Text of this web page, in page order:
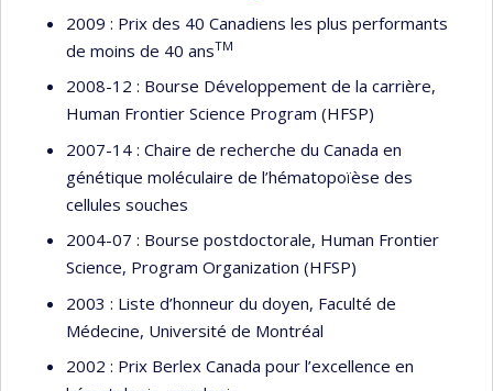
2009 : Prix des 40 Canadiens les plus performants
de moins de 40 ansTM
2008-12 : Bourse Développement de la carrière,
Human Frontier Science Program (HFSP)
2007-14 : Chaire de recherche du Canada en
génétique moléculaire de l’hématopoïèse des
cellules souches
2004-07 : Bourse postdoctorale, Human Frontier
Science, Program Organization (HFSP)
2003 : Liste d’honneur du doyen, Faculté de
Médecine, Université de Montréal
2002 : Prix Berlex Canada pour l’excellence en